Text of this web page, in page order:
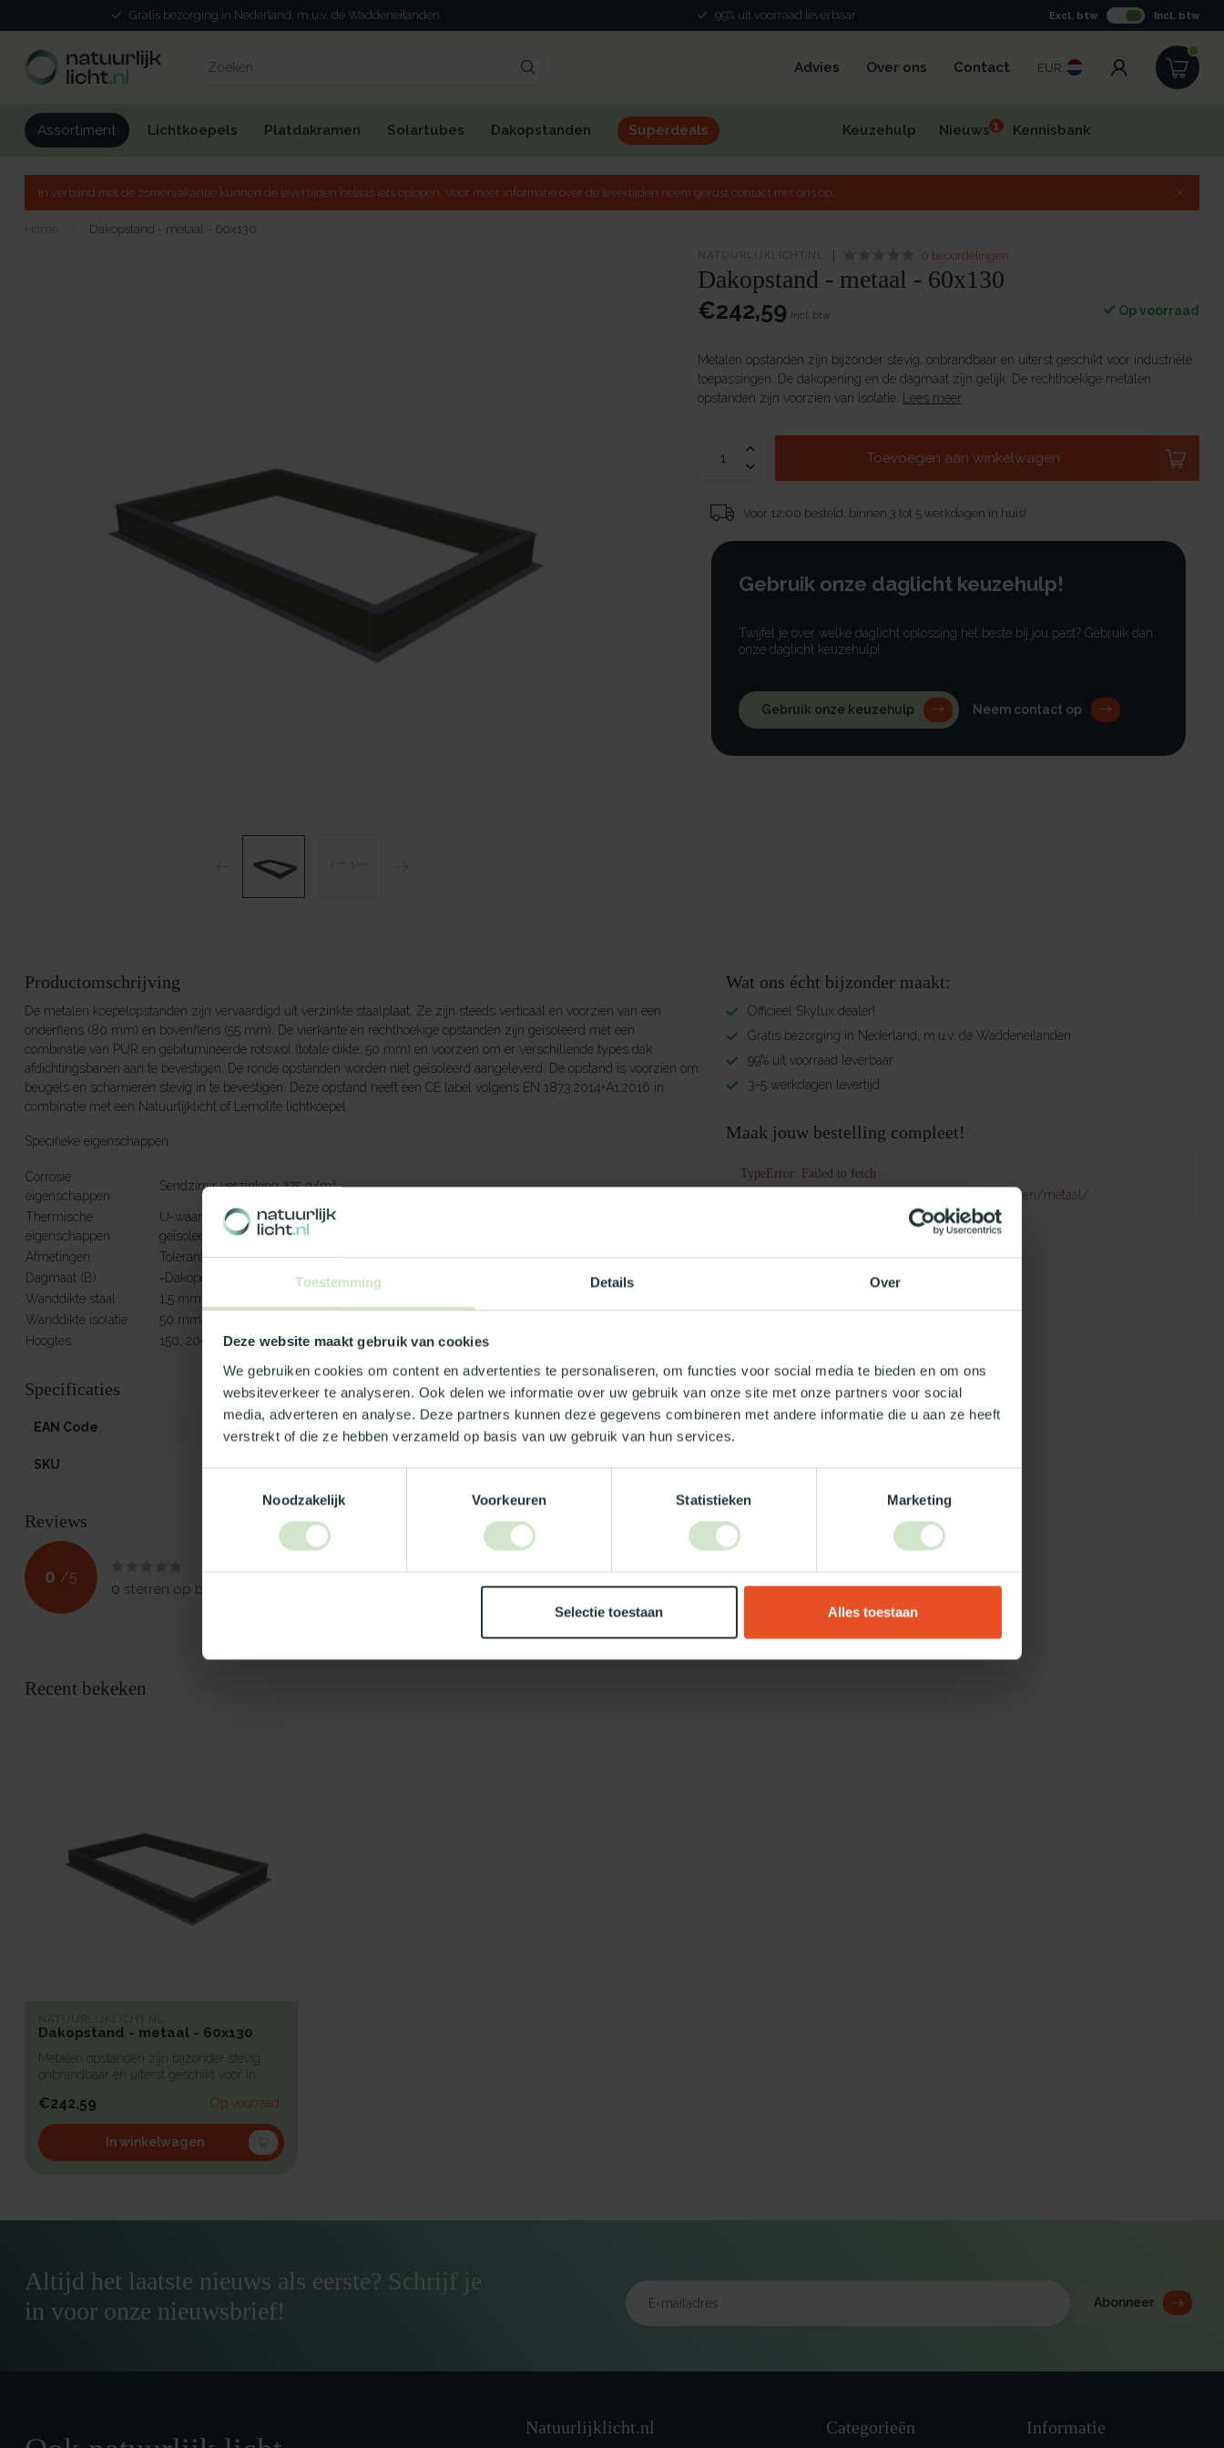
Toestemming Details Over
Deze website maakt gebruik van cookies
We gebruiken cookies om content en advertenties te personaliseren, om functies voor social media te bieden en om ons
websiteverkeer te analyseren. Ook delen we informatie over uw gebruik van onze site met onze partners voor social
media, adverteren en analyse. Deze partners kunnen deze gegevens combineren met andere informatie die u aan ze heeft
verstrekt of die ze hebben verzameld op basis van uw gebruik van hun services.
Noodzakelijk
Voorkeuren Statistieken Marketing
Selectie toestaan Alles toestaan
99% uit voorraad leverbaar 3-5 werkdagen levertijd Excl. btw Incl. btw
Advies Over ons Contact EUR
Assortiment Lichtkoepels Platdakramen Solartubes Dakopstanden Superdeals Keuzehulp Nieuws1 Kennisbank
In verband met de zomervakantie kunnen de levertijden helaas iets oplopen. Voor meer informatie over de levertijden neem gerust contact met ons op.
Home Dakopstand - metaal - 60x130
NATUURLIJKLICHT.NL 0 beoordelingen
Dakopstand - metaal - 60x130
€242,59 Incl. btw Op voorraad
Metalen opstanden zijn bijzonder stevig, onbrandbaar en uiterst geschikt voor industriële
toepassingen. De dakopening en de dagmaat zijn gelijk. De rechthoekige metalen
opstanden zijn voorzien van isolatie.
Lees meer.
Toevoegen aan winkelwagen
Voor 12:00 besteld, binnen 3 tot 5 werkdagen in huis!
Gebruik onze daglicht keuzehulp!
Twijfel je over welke daglicht oplossing het beste bij jou past? Gebruik dan
onze daglicht keuzehulp!
Gebruik onze keuzehulp Neem contact op
Productomschrijving
De metalen koepelopstanden zijn vervaardigd uit verzinkte staalplaat. Ze zijn steeds verticaal en voorzien van een
onderflens (80 mm) en bovenflens (55 mm). De vierkante en rechthoekige opstanden zijn geïsoleerd met een
combinatie van PUR en gebitumineerde rotswol (totale dikte: 50 mm) en voorzien om er verschillende types dak
afdichtingsbanen aan te bevestigen. De ronde opstanden worden niet geïsoleerd aangeleverd. De opstand is voorzien om
beugels en scharnieren stevig in te bevestigen. Deze opstand heeft een CE label volgens EN 1873:2014+A1:2016 in
combinatie met een Natuurlijklicht of Lemolite lichtkoepel.
Specifieke eigenschappen:
Corrosie
eigenschappen
Sendzimir verzinking 275 g/m²
Thermische
eigenschappen
U-waarde van de isolatie bedraagt 0,56 W/m²K. Uup*-waarde: 0,51 W/m²K (van de
geïsoleerde opstanden)
Afmetingen
Toleranties op diameter -2/+6
Dagmaat (B)
=Dakopening (C)
Wanddikte staal
1,5 mm
Wanddikte isolatie
50 mm
Hoogtes
150, 200, 250, 300, 400 en 500 mm
Specificaties
EAN Code 5412970300458
SKU 30045
Reviews
0 /5
0 sterren op basis van
Je beoordeling toevoegen
Wat ons écht bijzonder maakt:
Officieel Skylux dealer!
Gratis bezorging in Nederland, m.u.v. de Waddeneilanden
99% uit voorraad leverbaar
3-5 werkdagen levertijd
Maak jouw bestelling compleet!
TypeError: Failed to fetch
https://www.natuurlijklicht.nl/dakopstanden/soorten/metaal/
Recent bekeken
NATUURLIJKLICHT.NL
Dakopstand - metaal - 60x130
Metalen opstanden zijn bijzonder stevig,
onbrandbaar en uiterst geschikt voor in...
€242,59 Op voorraad
In winkelwagen
Altijd het laatste nieuws als eerste? Schrijf je
in voor onze nieuwsbrief!
Abonneer
Natuurlijklicht.nl Categorieën Informatie